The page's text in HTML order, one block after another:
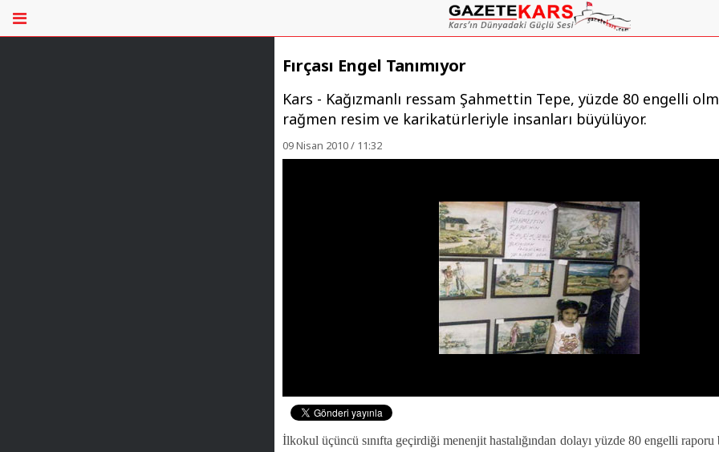
Fırçası Engel Tanımıyor
Kars - Kağızmanlı ressam Şahmettin Tepe, yüzde 80 engelli
rağmen resim ve karikatürleriyle insanları büyülüyor.
09 Nisan 2010 / 11:32
İlkokul üçüncü sınıfta geçirdiği menenjit hastalığından dolayı yüzde 80 engelli raporu